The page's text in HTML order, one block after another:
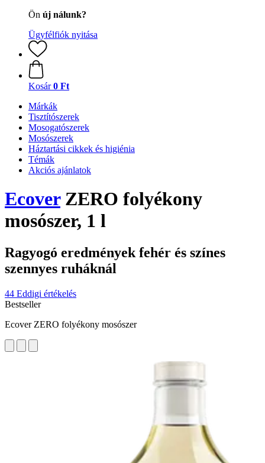
Ön új nálunk?
Ügyfélfiók nyitása
Kosár 0 Ft
Márkák
Tisztítószerek
Mosogatószerek
Mosószerek
Háztartási cikkek és higiénia
Témák
Akciós ajánlatok
EcoverZERO folyékony
mosószer, 1 l
Ragyogó eredmények fehér és színes
szennyes ruháknál
44 Eddigi értékelés
Bestseller
Ecover ZERO folyékony mosószer